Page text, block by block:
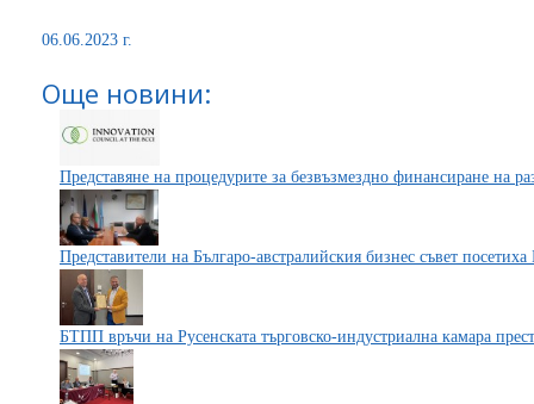
06.06.2023 г.
Още новини:
Представяне на процедурите за безвъзмездно финансиране на
Представители на Българо-австралийския бизнес съвет
БТПП връчи на Русенската търговско-индустриална камара